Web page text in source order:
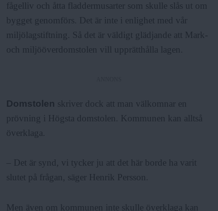
fågelliv och åtta fladdermusarter som skulle slås ut om
bygget genomförs. Det är inte i enlighet med vår
miljölagstiftning. Så det är väldigt glädjande att Mark-
och miljööverdomstolen vill upprätthålla lagen.
Domstolen skriver dock att man välkomnar en
prövning i Högsta domstolen. Kommunen kan alltså
överklaga.
– Det är synd, vi tycker ju att det här borde ha varit
slutet på frågan, säger Henrik Persson.
Men även om kommunen inte skulle överklaga kan